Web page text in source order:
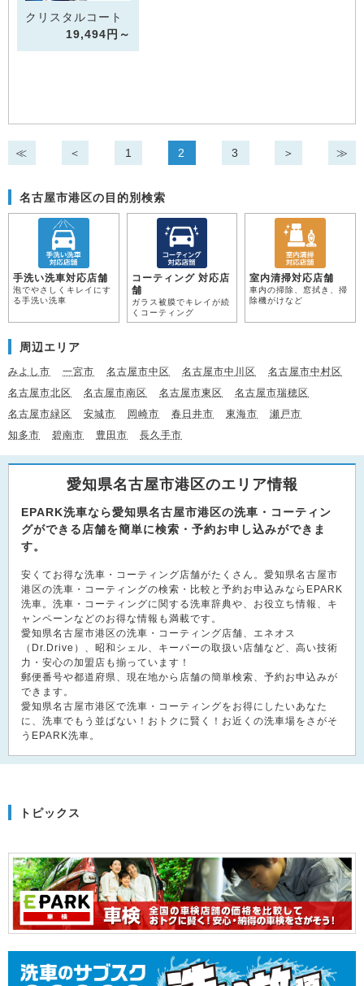
クリスタルコート
19,494円～
≪ ＜ 1 2 3 ＞ ≫
名古屋市港区の目的別検索
手洗い洗車対応店舗
泡でやさしくキレイにす
る手洗い洗車
コーティング 対応店
舗
ガラス被膜でキレイが続
くコーティング
室内清掃対応店舗
車内の掃除、窓拭き、掃
除機がけなど
周辺エリア
みよし市 一宮市 名古屋市中区 名古屋市中川区
名古屋市中村区
名古屋市北区
名古屋市南区 名古屋市東区
名古屋市瑞穂区
名古屋市緑区
安城市 岡崎市 春日井市 東海市
瀬戸市
知多市
碧南市 豊田市 長久手市
愛知県名古屋市港区のエリア情報
EPARK洗車なら愛知県名古屋市港区の洗車・コーティン
グができる店舗を簡単に検索・予約お申し込みができま
す。
安くてお得な洗車・コーティング店舗がたくさん。愛知県名古屋市
港区の洗車・コーティングの検索・比較と予約お申込みならEPARK
洗車。洗車・コーティングに関する洗車辞典や、お役立ち情報、キ
ャンペーンなどのお得な情報も満載です。
愛知県名古屋市港区の洗車・コーティング店舗、エネオス
（Dr.Drive）、昭和シェル、キーパーの取扱い店舗など、高い技術
力・安心の加盟店も揃っています！
郵便番号や都道府県、現在地から店舗の簡単検索、予約お申込みが
できます。
愛知県名古屋市港区で洗車・コーティングをお得にしたいあなた
に、洗車でもう並ばない！おトクに賢く！お近くの洗車場をさがそ
うEPARK洗車。
トピックス